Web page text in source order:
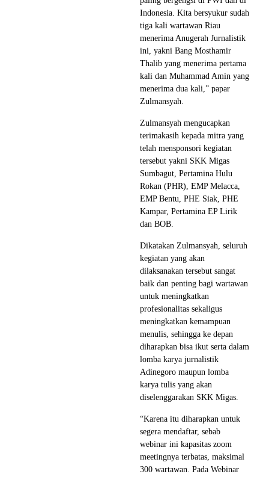
Indonesia. Kita bersyukur sudah
tiga kali wartawan Riau
menerima Anugerah Jurnalistik
ini, yakni Bang Mosthamir
Thalib yang menerima pertama
kali dan Muhammad Amin yang
menerima dua kali,” papar
Zulmansyah.
Zulmansyah mengucapkan
terimakasih kepada mitra yang
telah mensponsori kegiatan
tersebut yakni SKK Migas
Sumbagut, Pertamina Hulu
Rokan (PHR), EMP Melacca,
EMP Bentu, PHE Siak, PHE
Kampar, Pertamina EP Lirik
dan BOB.
Dikatakan Zulmansyah, seluruh
kegiatan yang akan
dilaksanakan tersebut sangat
baik dan penting bagi wartawan
untuk meningkatkan
profesionalitas sekaligus
meningkatkan kemampuan
menulis, sehingga ke depan
diharapkan bisa ikut serta dalam
lomba karya jurnalistik
Adinegoro maupun lomba
karya tulis yang akan
diselenggarakan SKK Migas.
“Karena itu diharapkan untuk
segera mendaftar, sebab
webinar ini kapasitas zoom
meetingnya terbatas, maksimal
300 wartawan. Pada Webinar